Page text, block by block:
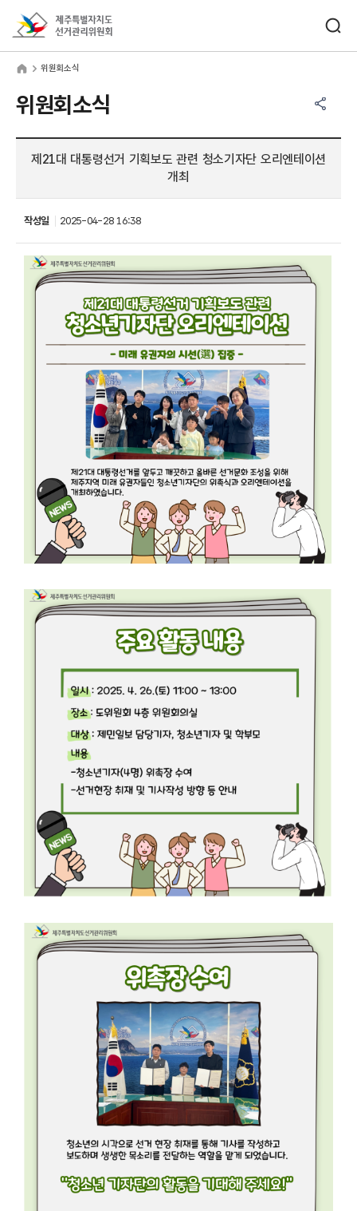
위원회소식
위원회소식
제21대 대통령선거 기획보도 관련 청소기자단 오리엔테이션
개최
작성일 2025-04-28 16:38